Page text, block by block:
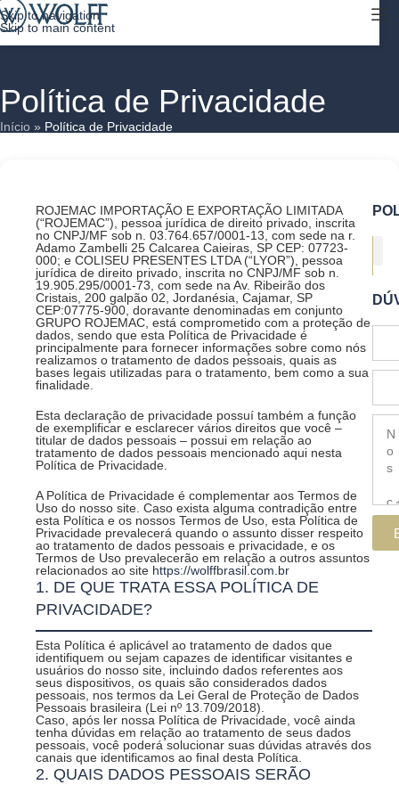
Skip to navigation
Skip to main content
Política de Privacidade
Início » Política de Privacidade
ROJEMAC IMPORTAÇÃO E EXPORTAÇÃO LIMITADA
(“ROJEMAC”), pessoa jurídica de direito privado, inscrita
no CNPJ/MF sob n. 03.764.657/0001-13, com sede na r.
Adamo Zambelli 25 Calcarea Caieiras, SP CEP: 07723-
000; e COLISEU PRESENTES LTDA (“LYOR”), pessoa
jurídica de direito privado, inscrita no CNPJ/MF sob n.
19.905.295/0001-73, com sede na Av. Ribeirão dos
Cristais, 200 galpão 02, Jordanésia, Cajamar, SP
CEP:07775-900, doravante denominadas em conjunto
GRUPO ROJEMAC, está comprometido com a proteção de
dados, sendo que esta Política de Privacidade é
principalmente para fornecer informações sobre como nós
realizamos o tratamento de dados pessoais, quais as
bases legais utilizadas para o tratamento, bem como a sua
finalidade.
Esta declaração de privacidade possuí também a função
de exemplificar e esclarecer vários direitos que você –
titular de dados pessoais – possui em relação ao
tratamento de dados pessoais mencionado aqui nesta
Política de Privacidade.
A Política de Privacidade é complementar aos Termos de
Uso do nosso site. Caso exista alguma contradição entre
esta Política e os nossos Termos de Uso, esta Política de
Privacidade prevalecerá quando o assunto disser respeito
ao tratamento de dados pessoais e privacidade, e os
Termos de Uso prevalecerão em relação a outros assuntos
relacionados ao site https://wolffbrasil.com.br
1. DE QUE TRATA ESSA POLÍTICA DE
PRIVACIDADE?
Esta Política é aplicável ao tratamento de dados que
identifiquem ou sejam capazes de identificar visitantes e
usuários do nosso site, incluindo dados referentes aos
seus dispositivos, os quais são considerados dados
pessoais, nos termos da Lei Geral de Proteção de Dados
Pessoais brasileira (Lei nº 13.709/2018).
Caso, após ler nossa Política de Privacidade, você ainda
tenha dúvidas em relação ao tratamento de seus dados
pessoais, você poderá solucionar suas dúvidas através dos
canais que identificamos ao final desta Política.
2. QUAIS DADOS PESSOAIS SERÃO